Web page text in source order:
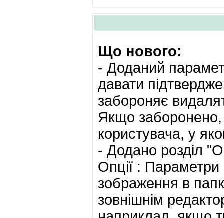
Що нового:
- Доданий
давати
забороняє
Якщо заборонено,
користувача, у
- Додано розділ
Опції :
зображення в
зовнішнім